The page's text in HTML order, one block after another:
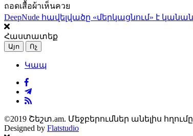
ถอดเสื้อผ้าเห็นควย
DeepNude հավելվածը «մերկացնում» է
Հաստատեք
Այո Ոչ
Կապ
©2019 Շեշտ.am. Մեջբերումներ անելիս
Designed by Flatstudio